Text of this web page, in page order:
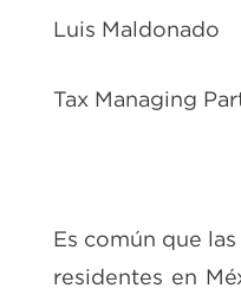
Luis Maldonado
Tax Managing
Es común que
residentes en